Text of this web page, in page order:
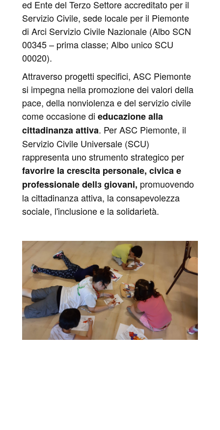
ed Ente del Terzo Settore accreditato per il
Servizio Civile, sede locale per il Piemonte
di Arci Servizio Civile Nazionale (Albo SCN
00345 – prima classe; Albo unico SCU
00020).
Attraverso progetti specifici, ASC Piemonte
si impegna nella promozione dei valori della
pace, della nonviolenza e del servizio civile
come occasione di educazione alla
cittadinanza attiva. Per ASC Piemonte, il
Servizio Civile Universale (SCU)
rappresenta uno strumento strategico per
favorire la crescita personale, civica e
professionale dellɜ giovani, promuovendo
la cittadinanza attiva, la consapevolezza
sociale, l'inclusione e la solidarietà.